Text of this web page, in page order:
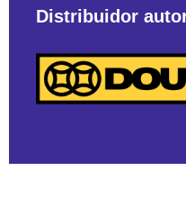
Distribuidor